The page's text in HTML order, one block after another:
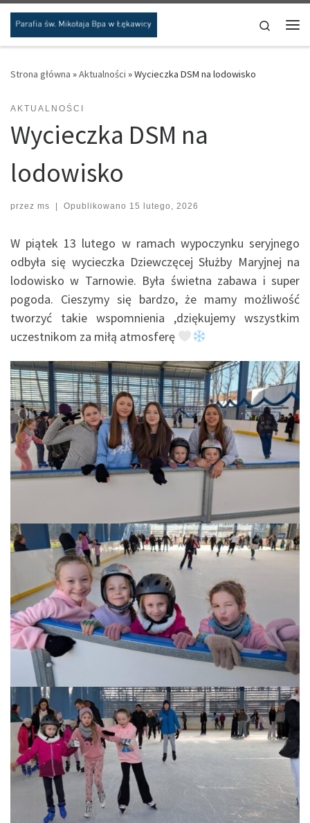
Przejdź do treści
Search
Strona główna »Aktualności »Wycieczka DSM na lodowisko
AKTUALNOŚCI
Wycieczka DSM na
lodowisko
przez ms | Opublikowano 15 lutego, 2026
W piątek 13 lutego w ramach wypoczynku seryjnego
odbyła się wycieczka Dziewczęcej Służby Maryjnej na
lodowisko w Tarnowie. Była świetna zabawa i super
pogoda. Cieszymy się bardzo, że mamy możliwość
tworzyć takie wspomnienia ,dziękujemy wszystkim
uczestnikom za miłą atmosferę